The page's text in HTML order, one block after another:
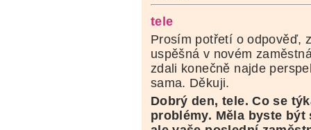
tele
Prosím potřetí o odpověď,
uspěšná v novém
zdali konečně najde
sama. Děkuji.
Dobrý den, tele. Co se
problémy. Měla byste